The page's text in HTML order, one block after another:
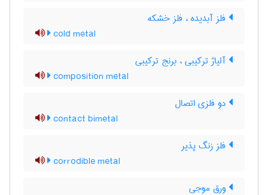
فلز آبدیده ، فلز خشکه
cold metal
آلیاژ ترکیبی ، برنج ترکیبی
composition metal
دو فلزی اتصال
contact bimetal
فلز زنگ پذیر
corrodible metal
ورق موجی